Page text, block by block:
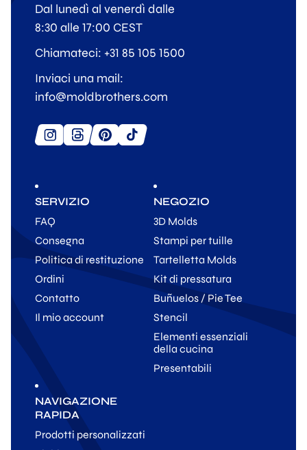
SERVIZIO
FAQ
Consegna
Politica di restituzione
Ordini
Contatto
Il mio account
NEGOZIO
3D Molds
Stampi per tuille
Tartelletta Molds
Kit di pressatura
Buñuelos / Pie Tee
Stencil
Elementi essenziali
della cucina
Presentabili
NAVIGAZIONE
RAPIDA
Prodotti personalizzati
Dal lunedì al venerdì dalle
8:30 alle 17:00 CEST
Chiamateci: +31 85 105 1500
Inviaci una mail:
info@moldbrothers.com